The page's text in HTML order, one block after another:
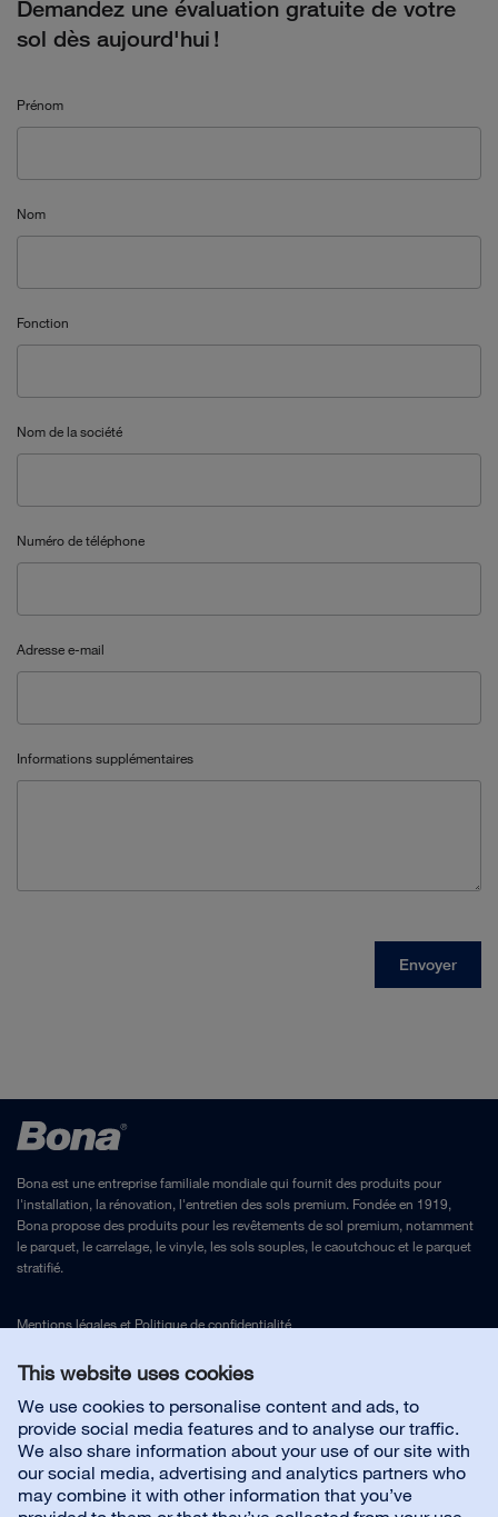
This website uses cookies
We use cookies to personalise content and ads, to
provide social media features and to analyse our traffic.
We also share information about your use of our site with
our social media, advertising and analytics partners who
may combine it with other information that you’ve
Bona est une entreprise familiale mondiale qui fournit des produits pour
l'installation, la rénovation, l'entretien des sols premium. Fondée en 1919,
Bona propose des produits pour les revêtements de sol premium, notamment
le parquet, le carrelage, le vinyle, les sols souples, le caoutchouc et le parquet
stratifié.
Mentions légaleset Politique de confidentialité
Nous contacter
Service client